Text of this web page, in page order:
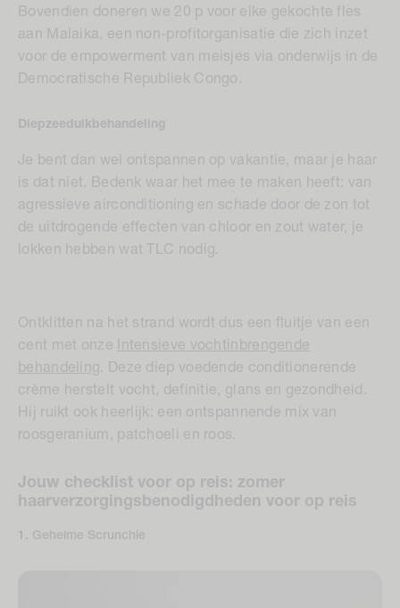
Bovendien doneren we 20 p voor elke gekochte fles
aan Malaika, een non-profitorganisatie die zich inzet
voor de empowerment van meisjes via onderwijs in de
Democratische Republiek Congo.
Diepzeeduikbehandeling
Je bent dan wel ontspannen op vakantie, maar je haar
is dat niet. Bedenk waar het mee te maken heeft: van
agressieve airconditioning en schade door de zon tot
de uitdrogende effecten van chloor en zout water, je
lokken hebben wat TLC nodig.
Ontklitten na het strand wordt dus een fluitje van een
cent met onze
Intensieve vochtinbrengende
behandeling. Deze diep voedende conditionerende
crème herstelt vocht, definitie, glans en gezondheid.
Hij ruikt ook heerlijk: een ontspannende mix van
roosgeranium, patchoeli en roos.
Jouw checklist voor op reis: zomer
haarverzorgingsbenodigdheden voor op reis
1. Geheime Scrunchie